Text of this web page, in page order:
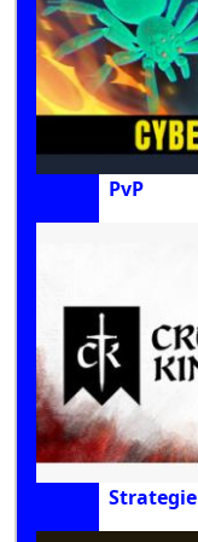
PvP
Strategie